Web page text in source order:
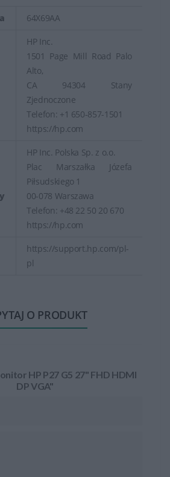
64X69AA
HP Inc.
1501 Page Mill Road Palo
Alto,
CA 94304 Stany
Zjednoczone
Telefon: +1 650-857-1501
https://hp.com
HP Inc. Polska Sp. z o.o.
Plac Marszałka Józefa
Piłsudskiego 1
00-078 Warszawa
Telefon: +48 22 50 20 670
https://hp.com
https://support.hp.com/pl-
pl
O PRODUKT
HP P27 G5 27" FHD HDMI
DP VGA"